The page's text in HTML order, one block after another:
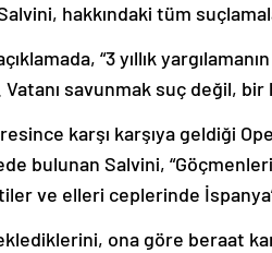
Salvini, hakkındaki tüm
“3 yıllık
savunmak suç değil, bir
karşı karşıya geldiği
bulunan Salvini,
ve elleri ceplerinde
ona göre beraat